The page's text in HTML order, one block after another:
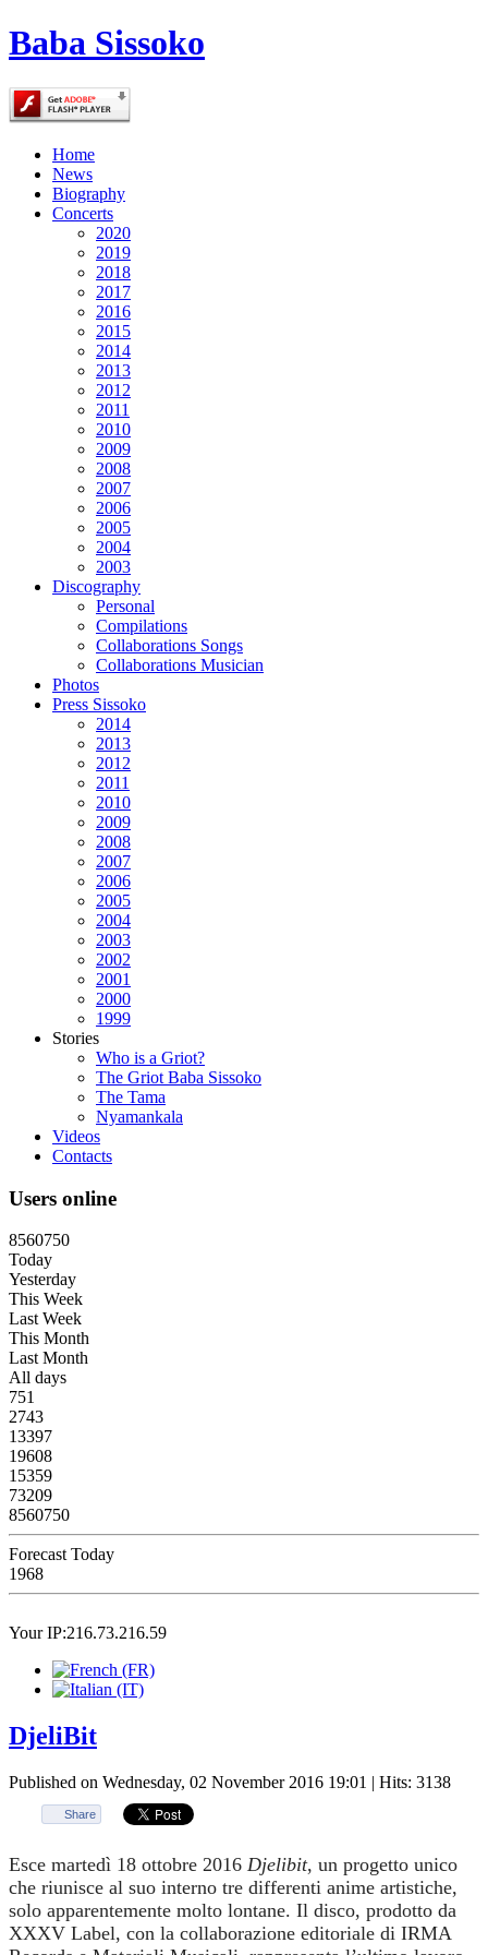
Baba Sissoko
Home
News
Biography
Concerts
2020
2019
2018
2017
2016
2015
2014
2013
2012
2011
2010
2009
2008
2007
2006
2005
2004
2003
Discography
Personal
Compilations
Collaborations Songs
Collaborations Musician
Photos
Press Sissoko
2014
2013
2012
2011
2010
2009
2008
2007
2006
2005
2004
2003
2002
2001
2000
1999
Stories
Who is a Griot?
The Griot Baba Sissoko
The Tama
Nyamankala
Videos
Contacts
Users online
8560750
Today
Yesterday
This Week
Last Week
This Month
Last Month
All days
751
2743
13397
19608
15359
73209
8560750
Forecast Today
1968
Your IP:216.73.216.59
DjeliBit
Published on Wednesday, 02 November 2016 19:01 | Hits: 3138
Share
Esce martedì 18 ottobre 2016 Djelibit, un progetto unico
che riunisce al suo interno tre differenti anime artistiche,
solo apparentemente molto lontane. Il disco, prodotto da
XXXV Label, con la collaborazione editoriale di IRMA